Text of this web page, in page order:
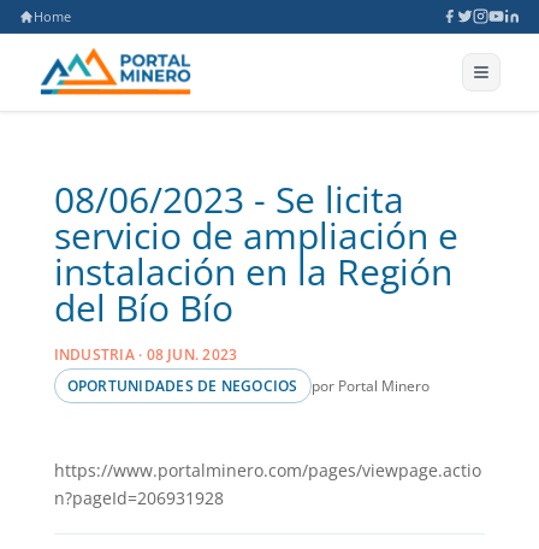
Home
08/06/2023 - Se licita
servicio de ampliación e
instalación en la Región
del Bío Bío
INDUSTRIA · 08 JUN. 2023
OPORTUNIDADES DE NEGOCIOS
por Portal Minero
https://www.portalminero.com/pages/viewpage.actio
n?pageId=206931928